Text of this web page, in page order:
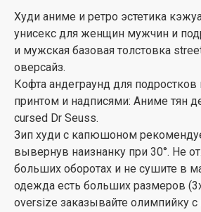
Худи аниме и ретро эстетика
унисекс для женщин мужчин и
и мужская базовая толстовка
оверсайз.
Кофта андеграунд для
принтом и надписями: Аниме тян
cursed Dr Seuss.
Зип худи с капюшоном
вывернув наизнанку при 30°. Не
больших оборотах и не сушите в
одежда есть больших размеров
oversize заказывайте олимпийку